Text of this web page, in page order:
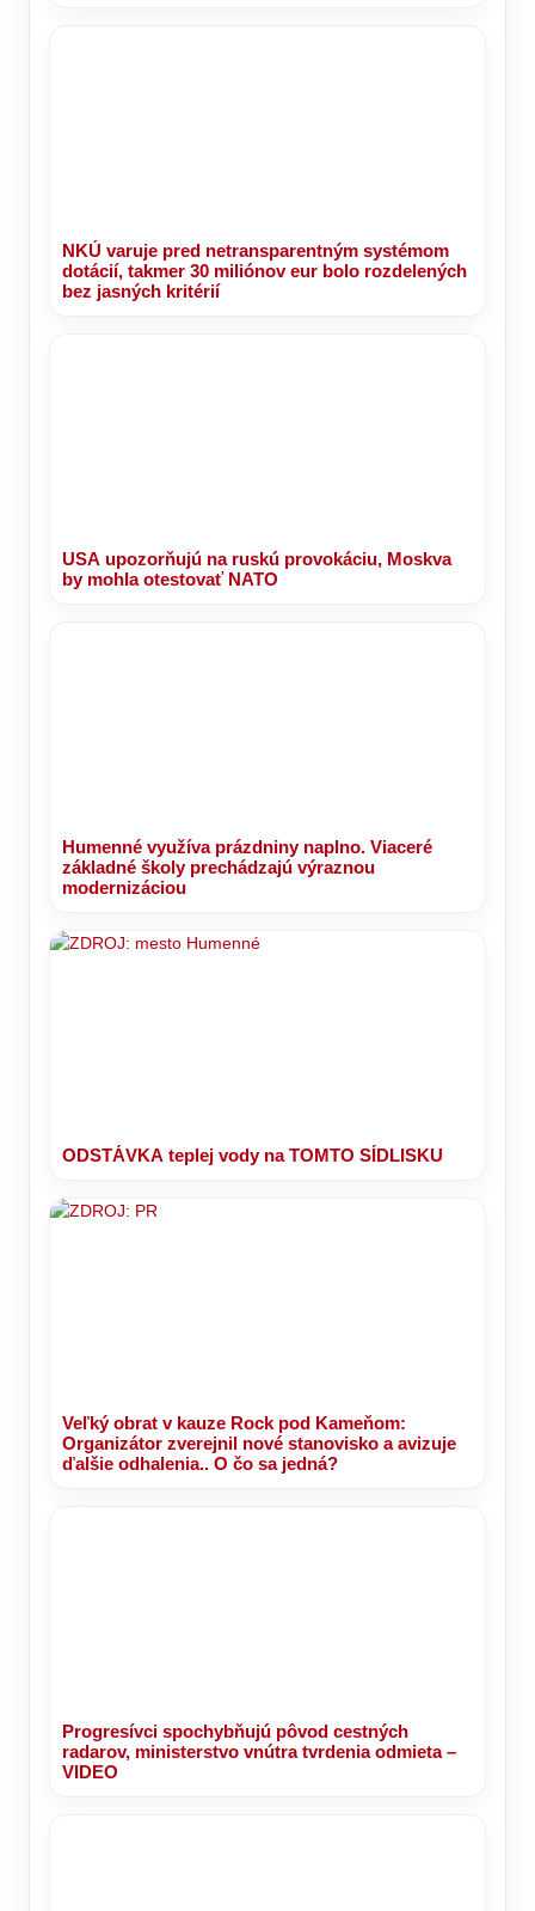
NKÚ varuje pred netransparentným systémom
dotácií, takmer 30 miliónov eur bolo rozdelených
bez jasných kritérií
USA upozorňujú na ruskú provokáciu, Moskva
by mohla otestovať NATO
Humenné využíva prázdniny naplno. Viaceré
základné školy prechádzajú výraznou
modernizáciou
ODSTÁVKA teplej vody na TOMTO SÍDLISKU
Veľký obrat v kauze Rock pod Kameňom:
Organizátor zverejnil nové stanovisko a avizuje
ďalšie odhalenia.. O čo sa jedná?
Progresívci spochybňujú pôvod cestných
radarov, ministerstvo vnútra tvrdenia odmieta –
VIDEO